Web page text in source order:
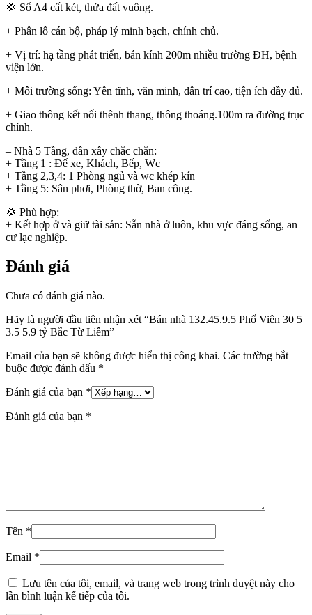
💢 Sổ A4 cất két, thửa đất vuông.
+ Phân lô cán bộ, pháp lý minh bạch, chính chủ.
+ Vị trí: hạ tầng phát triển, bán kính 200m nhiều trường ĐH, bệnh
viện lớn.
+ Môi trường sống: Yên tĩnh, văn minh, dân trí cao, tiện ích đầy đủ.
+ Giao thông kết nối thênh thang, thông thoáng.100m ra đường trục
chính.
– Nhà 5 Tầng, dân xây chắc chắn:
+ Tầng 1 : Để xe, Khách, Bếp, Wc
+ Tầng 2,3,4: 1 Phòng ngủ và wc khép kín
+ Tầng 5: Sân phơi, Phòng thờ, Ban công.
💢 Phù hợp:
+ Kết hợp ở và giữ tài sản: Sẵn nhà ở luôn, khu vực đáng sống, an
cư lạc nghiệp.
Đánh giá
Chưa có đánh giá nào.
Hãy là người đầu tiên nhận xét “Bán nhà 132.45.9.5 Phố Viên 30 5
3.5 5.9 tỷ Bắc Từ Liêm”
Email của bạn sẽ không được hiển thị công khai. Các trường bắt
buộc được đánh dấu *
Đánh giá của bạn *
Đánh giá của bạn *
Tên *
Email *
Lưu tên của tôi, email, và trang web trong trình duyệt này cho
lần bình luận kế tiếp của tôi.